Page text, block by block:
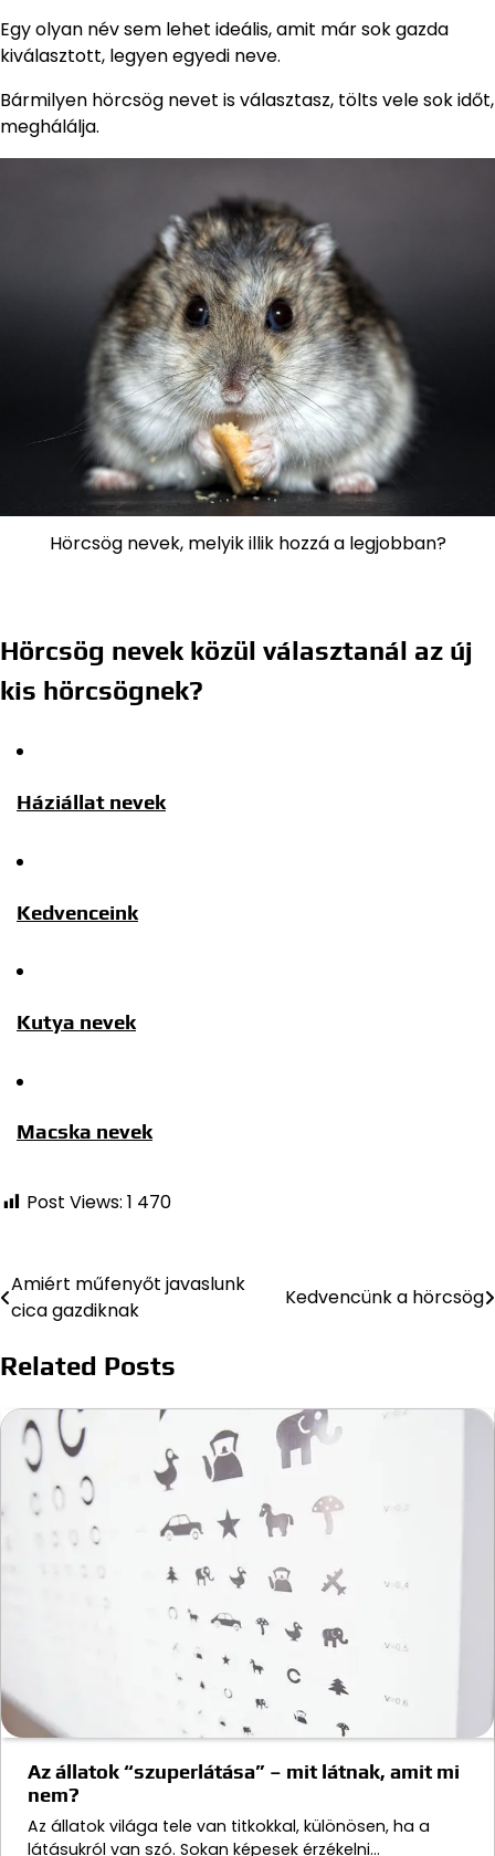
Egy olyan név sem lehet ideális, amit már sok gazda
kiválasztott, legyen egyedi neve.
Bármilyen hörcsög nevet is választasz, tölts vele sok időt,
meghálálja.
Hörcsög nevek, melyik illik hozzá a legjobban?
Hörcsög nevek közül választanál az új
kis hörcsögnek?
Háziállat nevek
Kedvenceink
Kutya nevek
Macska nevek
Post Views: 1 470
Bejegyzés
navigáció
Amiért műfenyőt javaslunk
cica gazdiknak
Kedvencünk a hörcsög
Related Posts
Az állatok “szuperlátása” – mit látnak, amit mi
nem?
Az állatok világa tele van titkokkal, különösen, ha a
látásukról van szó. Sokan képesek érzékelni…